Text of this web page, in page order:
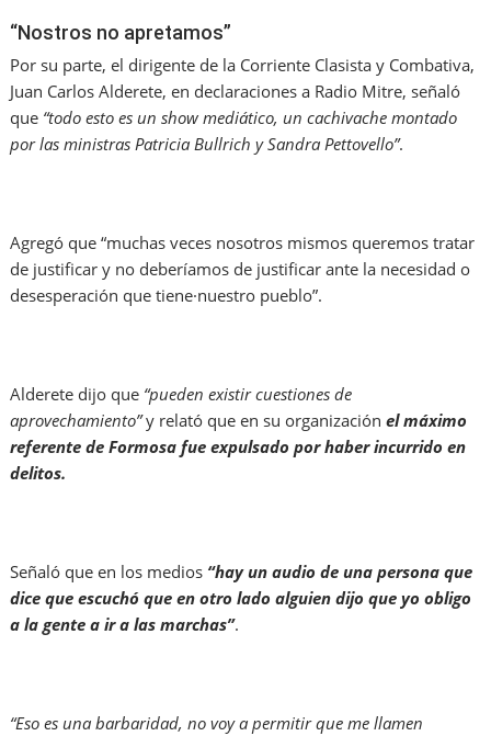
“Nostros no apretamos”
Por su parte, el dirigente de la Corriente Clasista y Combativa,
Juan Carlos Alderete, en declaraciones a Radio Mitre, señaló
que “todo esto es un show mediático, un cachivache montado
por las ministras Patricia Bullrich y Sandra Pettovello”.
Agregó que “muchas veces nosotros mismos queremos tratar
de justificar y no deberíamos de justificar ante la necesidad o
desesperación que tiene·nuestro pueblo”.
Alderete dijo que “pueden existir cuestiones de
aprovechamiento”y relató que en su organizaciónel máximo
referente de Formosa fue expulsado por haber incurrido en
delitos.
Señaló que en los medios “hay un audio de una persona que
dice que escuchó que en otro lado alguien dijo que yo obligo
a la gente a ir a las marchas”.
“Eso es una barbaridad, no voy a permitir que me llamen